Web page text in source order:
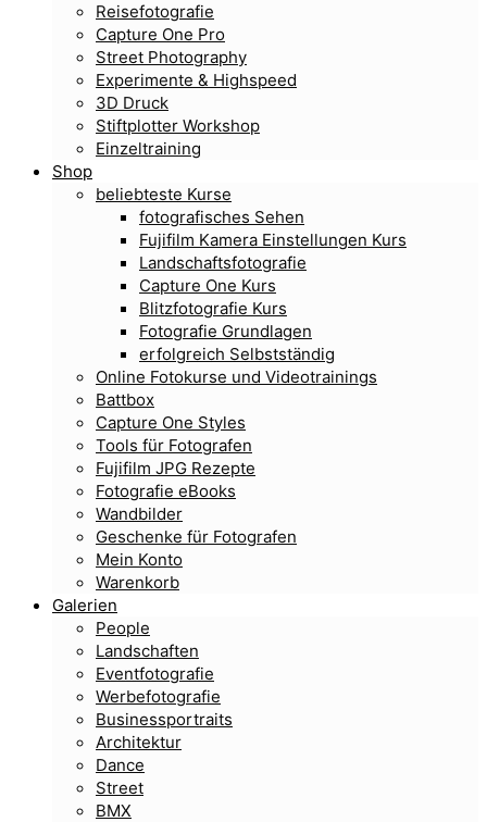
Reisefotografie
Capture One Pro
Street Photography
Experimente & Highspeed
3D Druck
Stiftplotter Workshop
Einzeltraining
Shop
beliebteste Kurse
fotografisches Sehen
Fujifilm Kamera Einstellungen Kurs
Landschaftsfotografie
Capture One Kurs
Blitzfotografie Kurs
Fotografie Grundlagen
erfolgreich Selbstständig
Online Fotokurse und Videotrainings
Battbox
Capture One Styles
Tools für Fotografen
Fujifilm JPG Rezepte
Fotografie eBooks
Wandbilder
Geschenke für Fotografen
Mein Konto
Warenkorb
Galerien
People
Landschaften
Eventfotografie
Werbefotografie
Businessportraits
Architektur
Dance
Street
BMX